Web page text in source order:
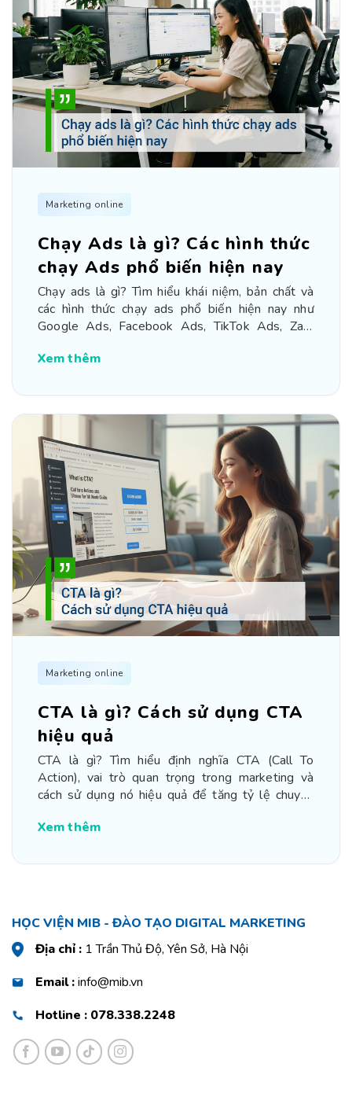
Marketing online
Chạy Ads là gì? Các hình thức
chạy Ads phổ biến hiện nay
Chạy ads là gì? Tìm hiểu khái niệm, bản chất và
các hình thức chạy ads phổ biến hiện nay như
Google Ads, Facebook Ads, TikTok Ads, Zalo
Xem thêm
Marketing online
CTA là gì? Cách sử dụng CTA
hiệu quả
CTA là gì? Tìm hiểu định nghĩa CTA (Call To
Action), vai trò quan trọng trong marketing và
cách sử dụng nó hiệu quả để tăng tỷ lệ chuyển
Xem thêm
HỌC VIỆN MIB - ĐÀO TẠO DIGITAL MARKETING
Địa chỉ : 1 Trần Thủ Độ, Yên Sở, Hà Nội
Email :info@mib.vn
Hotline : 078.338.2248